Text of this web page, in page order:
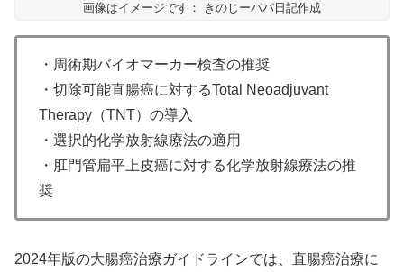
画像はイメージです： きのじーパパ日記作成
・周術期バイオマーカー検査の推奨
・切除可能直腸癌に対するTotal Neoadjuvant
Therapy（TNT）の導入
・選択的化学放射線療法の適用
・肛門管扁平上皮癌に対する化学放射線療法の推
奨
2024年版の大腸癌治療ガイドラインでは、直腸癌治療に